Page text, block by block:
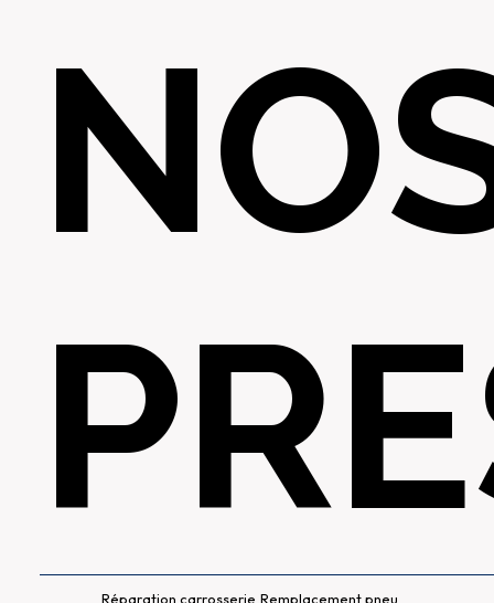
Réparation carrosserie Remplacement pneu